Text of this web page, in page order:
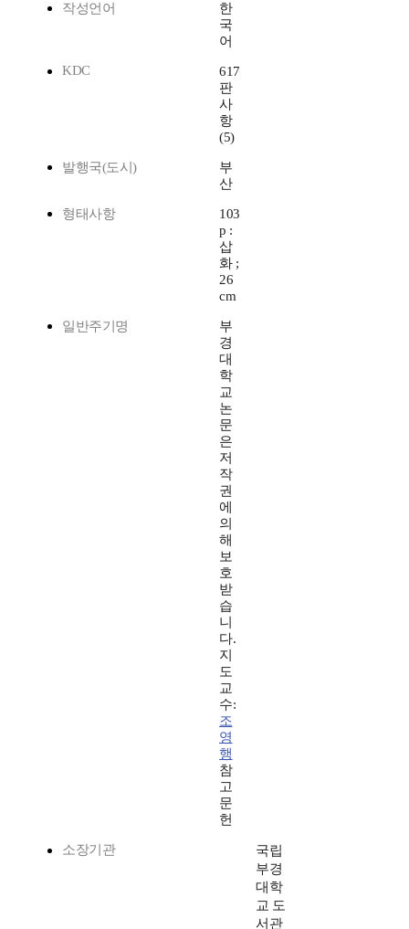
작성언어
한
국
어
KDC
617
판
사
항
(5)
발행국(도시)
부
산
형태사항
103
p :
삽
화 ;
26
cm
일반주기명
부
경
대
학
교
논
문
은
저
작
권
에
의
해
보
호
받
습
니
다.
지
도
교
수:
조
영
행
참
고
문
헌
소장기관
국립
부경
대학
교 도
서관